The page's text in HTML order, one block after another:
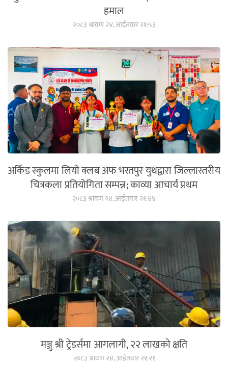
हमाल
२०८३ श्रावण २४, आईतवार २१:५३
अर्किड स्कुलमा लियो क्लब अफ भरतपुर युथद्वारा जिल्लास्तरीय
चित्रकला प्रतियोगिता सम्पन्न; काव्या आचार्य प्रथम
२०८३ श्रावण २४, आईतवार २१:४४
मञ्जु श्री ट्रेडर्समा आगलागी, २२ लाखको क्षति
२०८३ श्रावण २४, आईतवार २१:२१